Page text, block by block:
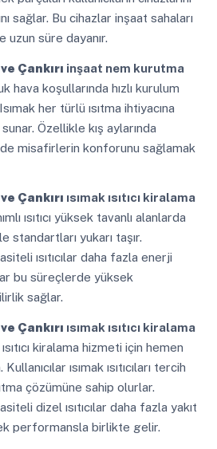
sağlar. Bu cihazlar inşaat sahaları
uzun süre dayanır.
Çankırı inşaat nem kurutma
hava koşullarında hızlı kurulum
her türlü ısıtma ihtiyacına
Özellikle kış aylarında
misafirlerin konforunu sağlamak
Çankırı ısımak ısıtıcı kiralama
ısıtıcı yüksek tavanlı alanlarda
standartları yukarı taşır.
ısıtıcılar daha fazla enerji
bu süreçlerde yüksek
sağlar.
Çankırı ısımak ısıtıcı kiralama
kiralama hizmeti için hemen
ısımak ısıtıcıları tercih
çözümüne sahip olurlar.
dizel ısıtıcılar daha fazla yakıt
performansla birlikte gelir.